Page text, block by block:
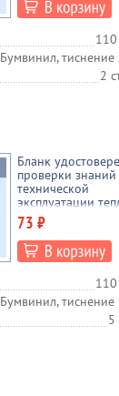
Бумвинил, тиснение
2
Бланк
проверки
технической
эксплуатации
энергоустановок и
правил техники
безопасности при
эксплуатации
установок и
сетей
(ТКТУ-5)
73 ₽
Бумвинил, тиснение
5